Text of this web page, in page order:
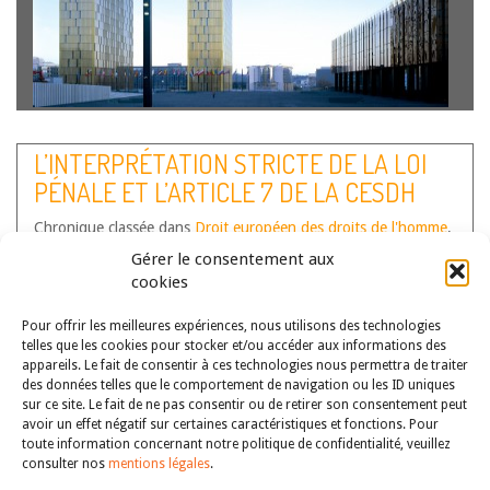
Gérer le consentement aux
cookies
Pour offrir les meilleures expériences, nous utilisons des technologies
telles que les cookies pour stocker et/ou accéder aux informations des
appareils. Le fait de consentir à ces technologies nous permettra de traiter
des données telles que le comportement de navigation ou les ID uniques
sur ce site. Le fait de ne pas consentir ou de retirer son consentement peut
avoir un effet négatif sur certaines caractéristiques et fonctions. Pour
toute information concernant notre politique de confidentialité, veuillez
consulter nos mentions légales.
sources de protection des droits fondamentaux : la Charte
et les principes généraux du droit. Si cette disposition
n’établit aucune hiérarchie formelle entre ces deux
sources, pas plus d’ailleurs que la…Lire la suite
L’INTERPRÉTATION STRICTE DE LA LOI
PÉNALE ET L’ARTICLE 7 DE LA CESDH
Chronique classée dans Droit européen des droits de l'homme,